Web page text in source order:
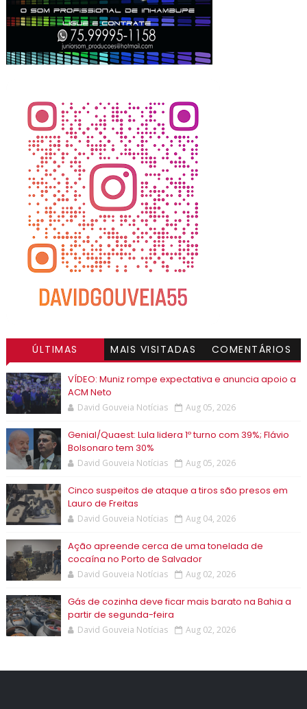
ÚLTIMAS MAIS VISITADAS COMENTÁRIOS
VÍDEO: Muniz rompe expectativa e anuncia apoio a
ACM Neto
David Gouveia Notícias Aug 05, 2026
Genial/Quaest: Lula lidera 1º turno com 39%; Flávio
Bolsonaro tem 30%
David Gouveia Notícias Aug 05, 2026
Cinco suspeitos de ataque a tiros são presos em
Lauro de Freitas
David Gouveia Notícias Aug 04, 2026
Ação apreende cerca de uma tonelada de
cocaína no Porto de Salvador
David Gouveia Notícias Aug 02, 2026
Gás de cozinha deve ficar mais barato na Bahia a
partir de segunda-feira
David Gouveia Notícias Aug 02, 2026